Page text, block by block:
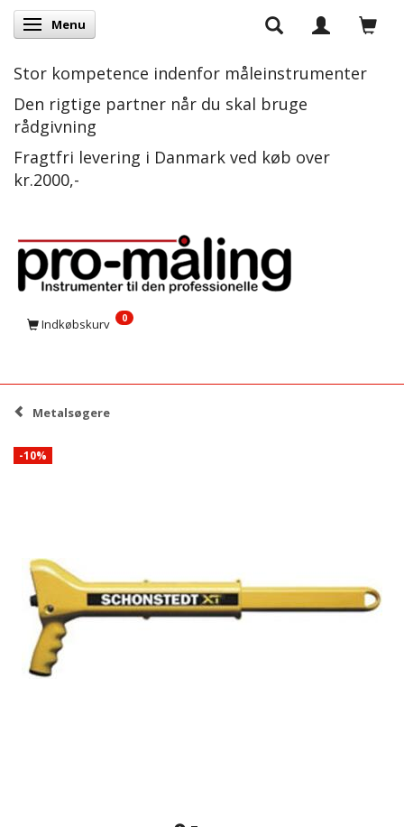
Skifte navigation
Menu
Stor kompetence indenfor måleinstrumenter
Den rigtige partner når du skal bruge
rådgivning
Fragtfri levering i Danmark ved køb over
kr.2000,-
Indkøbskurv 0
Metalsøgere
-10%